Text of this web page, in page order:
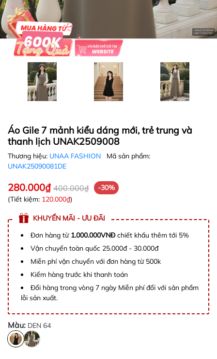
Áo Gile 7 mảnh kiểu dáng mới, trẻ trung và
thanh lịch UNAK2509008
Thương hiệu: UNAA FASHION
Mã sản phẩm:
UNAK25090081DE
280.000₫ 400.000₫
-30%
(Tiết kiệm: 120.000₫)
KHUYẾN MÃI - ƯU ĐÃI
Đơn hàng từ 1.000.000VNĐchiết khấu thêm tới 5%
Vận chuyển toàn quốc 25.000đ - 30.000đ
Miễn phí vận chuyển với đơn hàng từ 500k
Kiểm hàng trước khi thanh toán
Đổi hàng trong vòng 7 ngày Miễn phí đổi với sản phẩm
lỗi sản xuất.
Màu: DEN 64